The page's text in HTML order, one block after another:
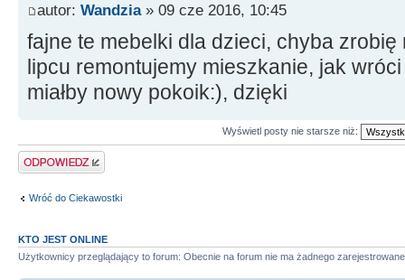
autor: Wandzia» 09 cze 2016, 10:45
fajne te mebelki dla dzieci, chyba
lipcu remontujemy mieszkanie, jak
miałby nowy pokoik:), dzięki
Wyświetl posty nie starsze niż:
Odpowiedz
Wróć do Ciekawostki
KTO JEST ONLINE
Użytkownicy przeglądający to forum: Obecnie na forum nie ma żadnego